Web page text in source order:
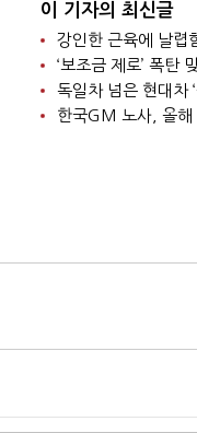
이 기자의 최신글
강인한 근육에 날렵
‘보조금 제로’ 폭탄
독일차 넘은 현대차
한국GM 노사, 올해